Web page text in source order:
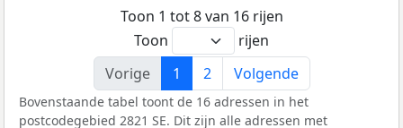
Toon 1 tot 8 van 16 rijen
Toon
rijen
Vorige
1 2 Volgende
Bovenstaande tabel toont de 16 adressen in het
postcodegebied 2821 SE. Dit zijn alle adressen met